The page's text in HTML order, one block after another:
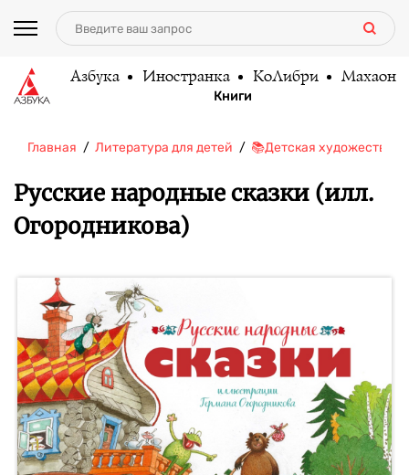
Азбука Иностранка КоЛибри Махаон
Книги
Главная Литература для детей 📚Детская
Русские народные сказки (илл.
Огородникова)